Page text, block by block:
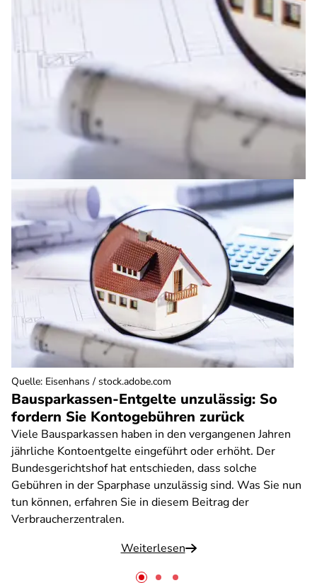
Bausparkassen-Entgelte unzulässig: So
fordern Sie Kontogebühren zurück
Viele Bausparkassen haben in den vergangenen Jahren
jährliche Kontoentgelte eingeführt oder erhöht. Der
Bundesgerichtshof hat entschieden, dass solche
Gebühren in der Sparphase unzulässig sind. Was Sie nun
tun können, erfahren Sie in diesem Beitrag der
Verbraucherzentralen.
Weiterlesen
Quelle: Eisenhans / stock.adobe.com